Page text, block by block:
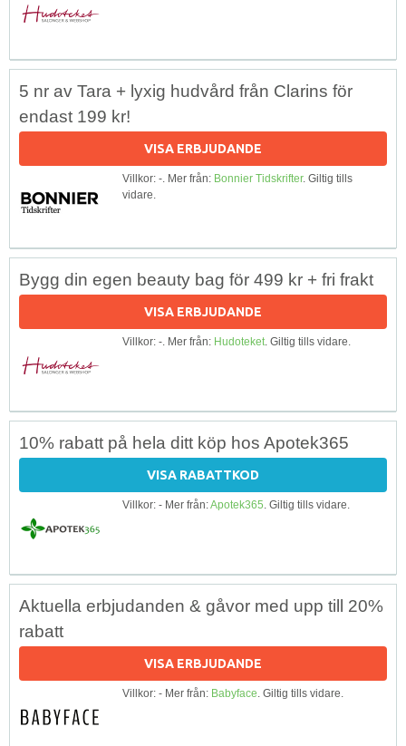
5 nr av Tara + lyxig hudvård från Clarins för
endast 199 kr!
VISA ERBJUDANDE
Villkor: -. Mer från: Bonnier Tidskrifter. Giltig tills
vidare.
Bygg din egen beauty bag för 499 kr + fri frakt
VISA ERBJUDANDE
Villkor: -. Mer från: Hudoteket. Giltig tills vidare.
10% rabatt på hela ditt köp hos Apotek365
VISA RABATTKOD
Villkor: - Mer från:Apotek365. Giltig tills vidare.
Aktuella erbjudanden & gåvor med upp till 20%
rabatt
VISA ERBJUDANDE
Villkor: - Mer från: Babyface. Giltig tills vidare.